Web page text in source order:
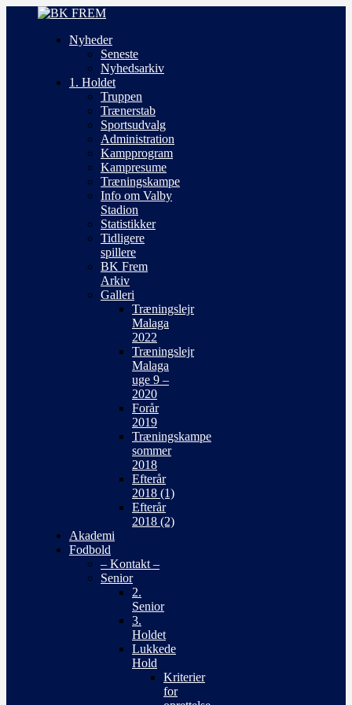
Nyheder
Seneste
Nyhedsarkiv
1. Holdet
Truppen
Trænerstab
Sportsudvalg
Administration
Kampprogram
Kampresume
Træningskampe
Info om Valby
Stadion
Statistikker
Tidligere
spillere
BK Frem
Arkiv
Galleri
Træningslejr
Malaga
2022
Træningslejr
Malaga
uge 9 –
2020
Forår
2019
Træningskampe
sommer
2018
Efterår
2018 (1)
Efterår
2018 (2)
Akademi
Fodbold
– Kontakt –
Senior
2.
Senior
3.
Holdet
Lukkede
Hold
Kriterier
for